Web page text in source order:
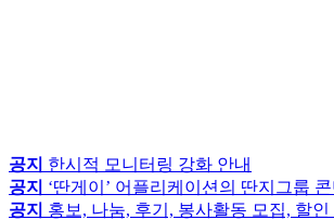
공지 한시적 모니터링 강화 안내
공지 ‘딴게이’ 어플리케이션의 딴지그룹
공지 홍보, 나눔, 후기, 봉사활동 모집, 할